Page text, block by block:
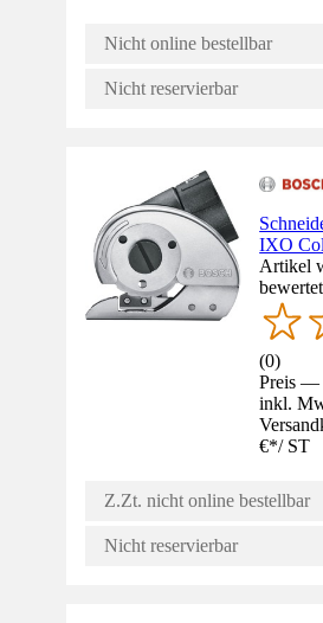
Nicht online bestellbar
Nicht reservierbar
IXO
Artikel
(0)
Preis —
inkl.
€*/ ST
Z.Zt. nicht online bestellbar
Nicht reservierbar